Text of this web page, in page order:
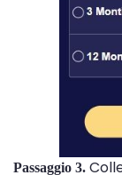
Passaggio 3.